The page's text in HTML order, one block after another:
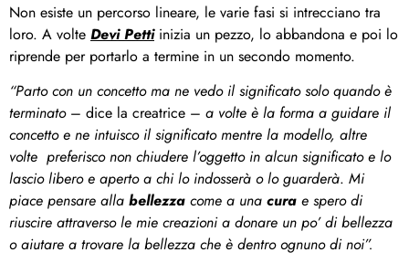
Non esiste un percorso lineare, le varie fasi si intrecciano tra
loro. A volte Devi Pettiinizia un pezzo, lo abbandona e poi lo
riprende per portarlo a termine in un secondo momento.
“Parto con un concetto ma ne vedo il significato solo quando è
terminato– dice la creatrice – a volte è la forma a guidare il
concetto e ne intuisco il significato mentre la modello, altre
volte preferisco non chiudere l’oggetto in alcun significato e lo
lascio libero e aperto a chi lo indosserà o lo guarderà. Mi
piace pensare alla bellezza come a una cura e spero di
riuscire attraverso le mie creazioni a donare un po’ di bellezza
o aiutare a trovare la bellezza che è dentro ognuno di noi”.